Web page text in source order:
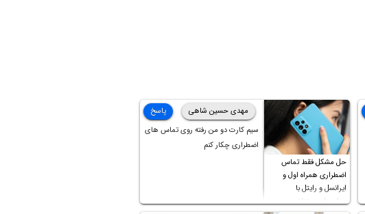
حل مشکل فقط تماس
اضطراری همراه اول و
ایرانسل و رایتل با
روش‌های مختلف
مهدی حسین شاهی
سیم کارت دو من رفته روی تماس های
اضطراری چکار کنم
پاسخ